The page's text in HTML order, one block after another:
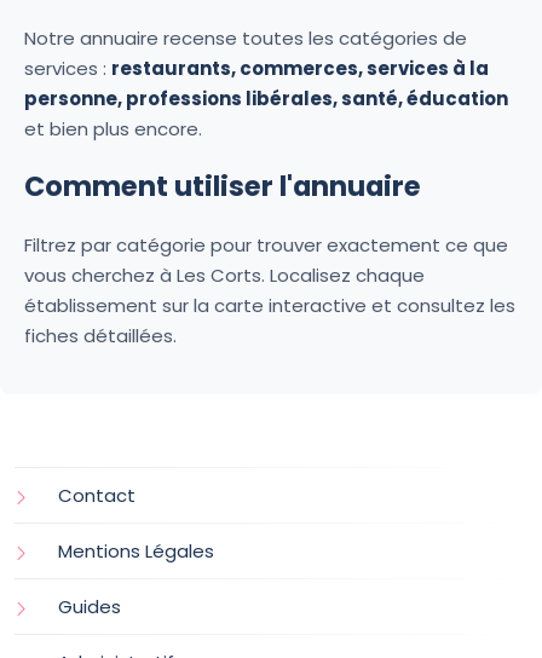
Notre annuaire recense toutes les catégories de
services : restaurants, commerces, services à la
personne, professions libérales, santé, éducation
et bien plus encore.
Comment utiliser l'annuaire
Filtrez par catégorie pour trouver exactement ce que
vous cherchez à Les Corts. Localisez chaque
établissement sur la carte interactive et consultez les
fiches détaillées.
Contact
Mentions Légales
Guides